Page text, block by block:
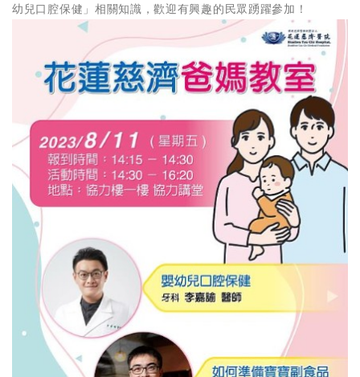
幼兒口腔保健」相關知識，歡迎有興趣的民眾踴躍參加！